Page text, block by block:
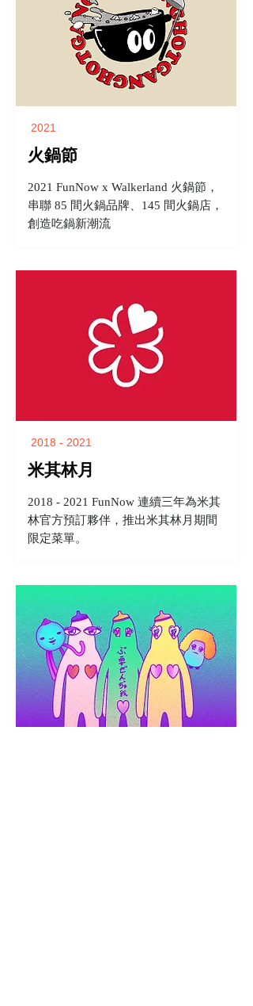
2021
火鍋節
2021 FunNow x Walkerland 火鍋節，
串聯 85 間火鍋品牌、145 間火鍋店，
創造吃鍋新潮流
2018 - 2021
米其林月
2018 - 2021 FunNow 連續三年為米其
林官方預訂夥伴，推出米其林月期間
限定菜單。